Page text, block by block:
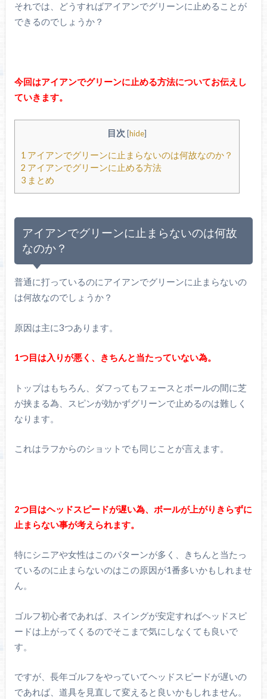
それでは、どうすればアイアンでグリーンに止めることが
できるのでしょうか？
今回はアイアンでグリーンに止める方法についてお伝えし
ていきます。
目次 [hide]
1 アイアンでグリーンに止まらないのは何故なのか？
2 アイアンでグリーンに止める方法
3まとめ
アイアンでグリーンに止まらないのは何故
なのか？
普通に打っているのにアイアンでグリーンに止まらないの
は何故なのでしょうか？
原因は主に3つあります。
1つ目は入りが悪く、きちんと当たっていない為。
トップはもちろん、ダフってもフェースとボールの間に芝
が挟まる為、スピンが効かずグリーンで止めるのは難しく
なります。
これはラフからのショットでも同じことが言えます。
2つ目はヘッドスピードが遅い為、ボールが上がりきらずに
止まらない事が考えられます。
特にシニアや女性はこのパターンが多く、きちんと当たっ
ているのに止まらないのはこの原因が1番多いかもしれませ
ん。
ゴルフ初心者であれば、スイングが安定すればヘッドスピ
ードは上がってくるのでそこまで気にしなくても良いで
す。
ですが、長年ゴルフをやっていてヘッドスピードが遅いの
であれば、道具を見直して変えると良いかもしれません。